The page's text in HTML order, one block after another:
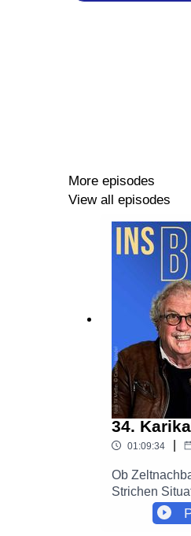
More episodes
View all episodes
34.
01:09:34
Ob
Strichen
Bettina
die ihm bis